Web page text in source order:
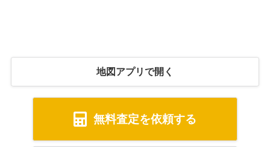
地図アプリで開く
無料査定を依頼する